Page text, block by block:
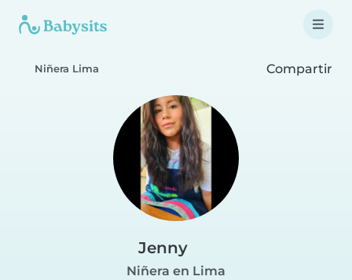
Niñera Lima Compartir
Jenny
Niñera en Lima